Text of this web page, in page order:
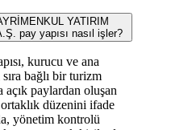
YATIRIM
pay yapısı nasıl işler?
kurucu ve ana
bağlı bir turizm
açık paylardan oluşan
düzenini ifade
yönetim kontrolü